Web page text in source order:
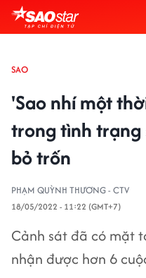
SAO
'Sao nhí một
trong tình trạng
bỏ trốn
PHẠM QUỲNH THƯƠNG - CTV
18/05/2022 - 11:22 (GMT+7)
Cảnh sát đã có mặt
nhận được hơn 6